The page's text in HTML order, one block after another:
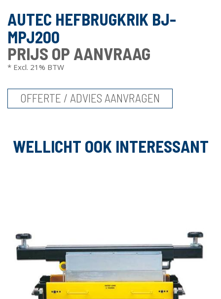
AUTEC HEFBRUGKRIK BJ-
MPJ200
PRIJS OP AANVRAAG
* Excl. 21% BTW
OFFERTE / ADVIES AANVRAGEN
WELLICHT OOK INTERESSANT